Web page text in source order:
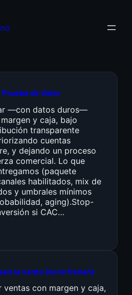
Prueba de Valor
—con datos duros—
y caja, bajo
transparente
cuentas
y dejando un proceso
comercial. Lo que
(paquete
habilitados, mix de
y umbrales mínimos
aging).Stop-
si CAC…
la venta (no la frenan)
ventas con margen y caja,